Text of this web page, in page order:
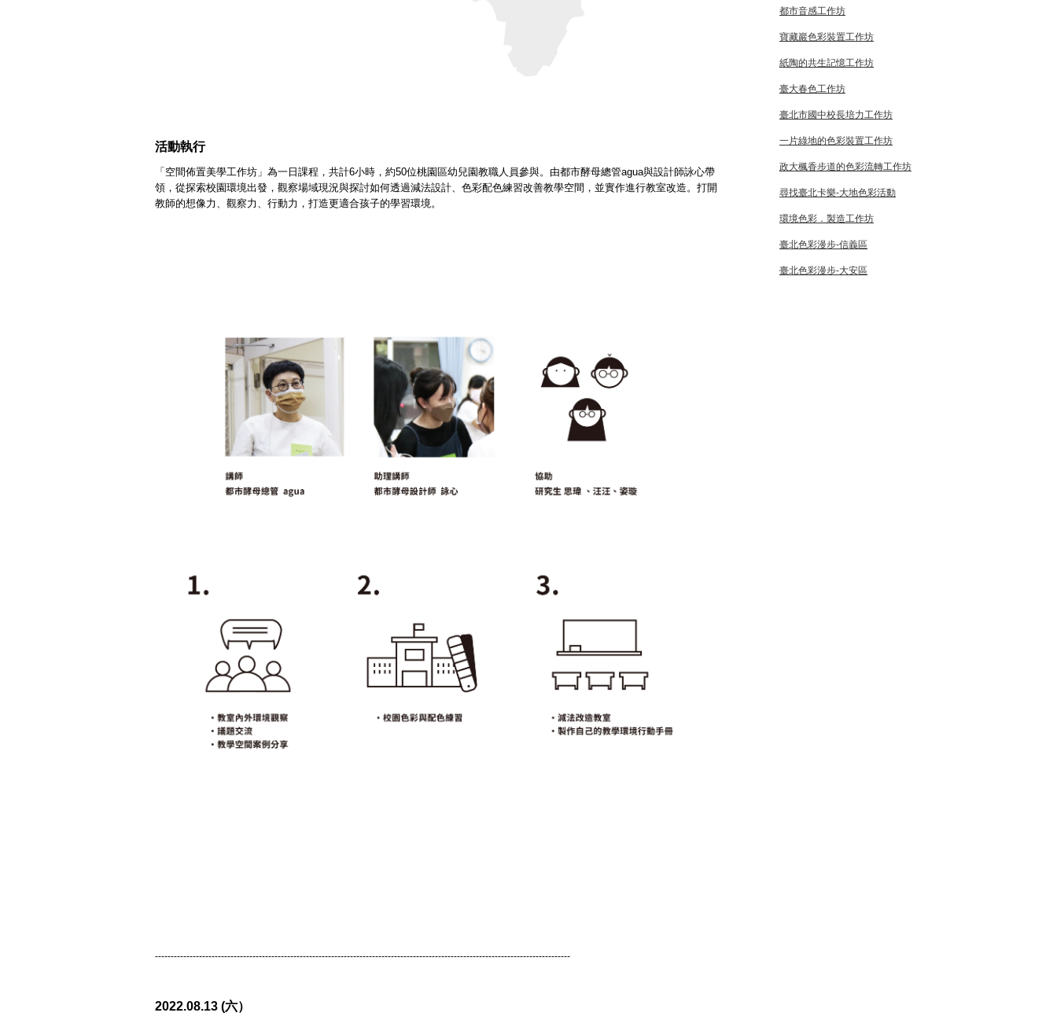
活動執行
「空間佈置美學工作坊」為一日課程，共計6小時，約50位桃園區幼兒園教職人員參與。由都市酵母總管agua與設計師詠心帶
領， 從探索校園環境出發，觀察場域現況與探討如何透過減法設計、色彩配色練習改善教學空間，並實作進行教室改造。打開
教師的想像力、觀察力、行動力，打造更適合孩子的學習環境。
------------------------------------------------------------------------------------------------------------------------------------
2022.08.13 (六）
都市音感工作坊
寶藏巖色彩裝置工作坊
紙陶的共生記憶工作坊
臺大春色工作坊
臺北市國中校長培力工作坊
一片綠地的色彩裝置工作坊
政大楓香步道的色彩流轉工作坊
尋找臺北卡樂-大地色彩活動
環境色彩．製造工作坊
臺北色彩漫步-信義區
臺北色彩漫步-大安區